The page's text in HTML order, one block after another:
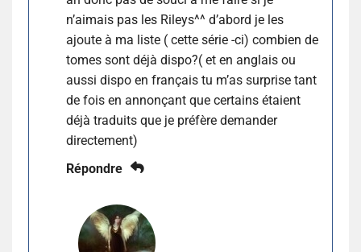
n’aimais pas les Rileys^^ d’abord je les
ajoute à ma liste ( cette série -ci) combien de
tomes sont déjà dispo?( et en anglais ou
aussi dispo en français tu m’as surprise tant
de fois en annonçant que certains étaient
déjà traduits que je préfère demander
directement)
Répondre